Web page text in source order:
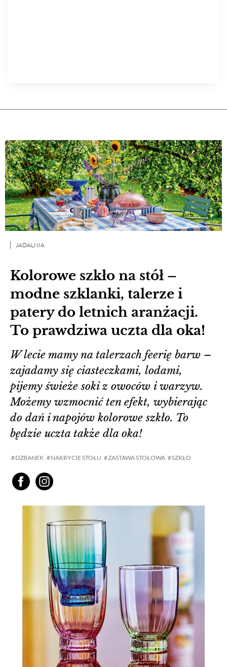
Kolorowe szkło na stół –
modne szklanki, talerze i
patery do letnich aranżacji.
To prawdziwa uczta dla oka!
JADALNIA
DZBANEK NAKRYCIE STOŁU ZASTAWA STOŁOWA SZKŁO
W lecie mamy na talerzach feerię barw –
zajadamy się ciasteczkami, lodami,
pijemy świeże soki z owoców i warzyw.
Możemy wzmocnić ten efekt, wybierając
do dań i napojów kolorowe szkło. To
będzie uczta także dla oka!